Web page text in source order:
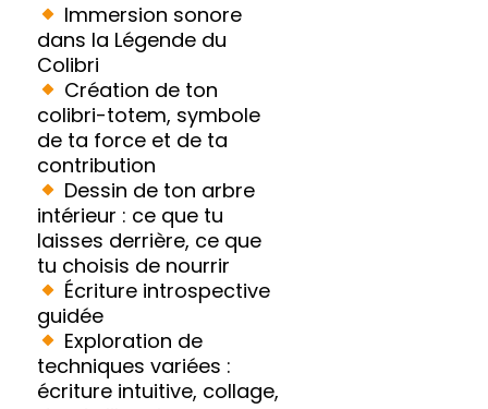
Immersion sonore
dans la Légende du
Colibri
Création de ton
colibri-totem, symbole
de ta force et de ta
contribution
Dessin de ton arbre
intérieur : ce que tu
laisses derrière, ce que
tu choisis de nourrir
Écriture introspective
guidée
Exploration de
techniques variées :
écriture intuitive, collage,